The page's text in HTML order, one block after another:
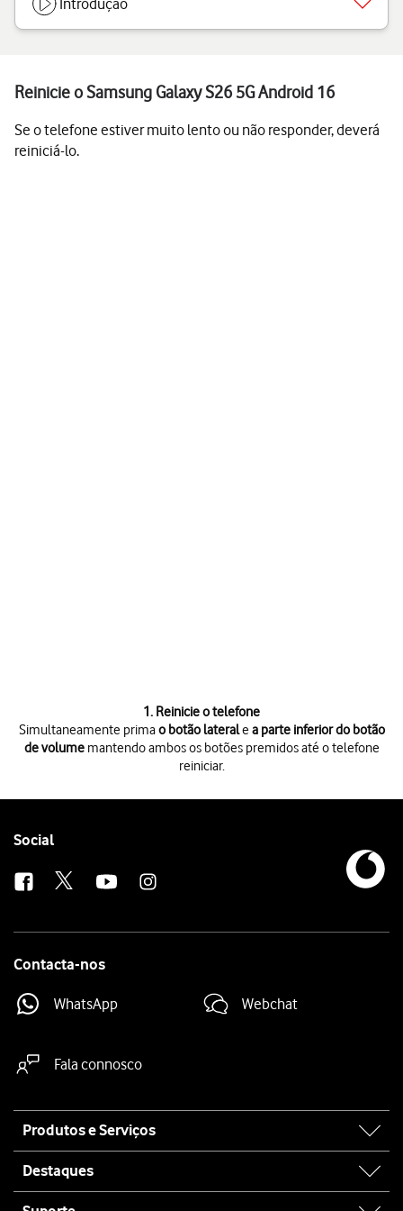
Introdução
Reinicie o Samsung Galaxy S26 5G Android 16
Se o telefone estiver muito lento ou não responder, deverá
reiniciá-lo.
1. Reinicie o telefone
Simultaneamente primao botão lateralea parte inferior do botão
de volumemantendo ambos os botões premidos até o telefone
reiniciar.
Follow
Social
Contacta-nos
WhatsApp Webchat
Fala connosco
map
Produtos e Serviços
Destaques